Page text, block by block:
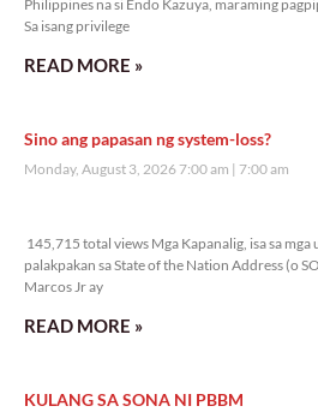
Philippines na si Endo Kazuya, maraming
Sa isang privilege
READ MORE »
Sino ang papasan ng system-loss?
Monday, August 3, 2026 7:00 am 7:00 am
145,715 total views Mga Kapanalig, isa sa mga
palakpakan sa State of the Nation Address (o
Marcos Jr ay
READ MORE »
KULANG SA SONA NI PBBM